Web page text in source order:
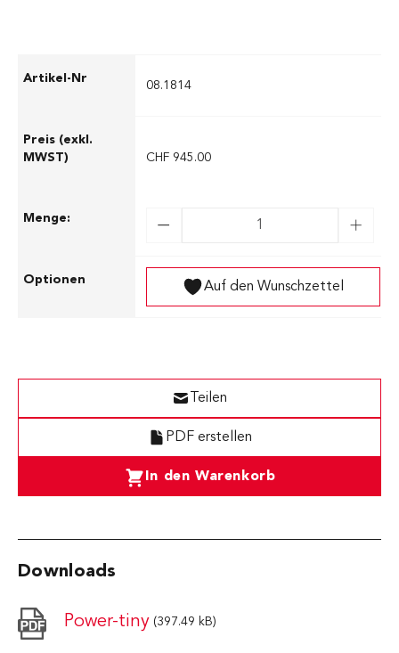
08.1814
CHF 945.00
Auf den Wunschzettel
In den Warenkorb
PDF erstellen
Teilen
Downloads
Power-tiny (397.49 kB)